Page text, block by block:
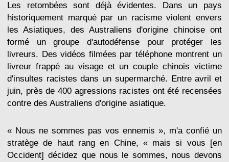
Les retombées sont déjà évidentes. Dans un pays
historiquement marqué par un racisme violent envers
les Asiatiques, des Australiens d'origine chinoise ont
formé un groupe d'autodéfense pour protéger les
livreurs. Des vidéos filmées par téléphone montrent un
livreur frappé au visage et un couple chinois victime
d'insultes racistes dans un supermarché. Entre avril et
juin, près de 400 agressions racistes ont été recensées
contre des Australiens d'origine asiatique.
« Nous ne sommes pas vos ennemis », m'a confié un
stratège de haut rang en Chine, « mais si vous [en
Occident] décidez que nous le sommes, nous devons